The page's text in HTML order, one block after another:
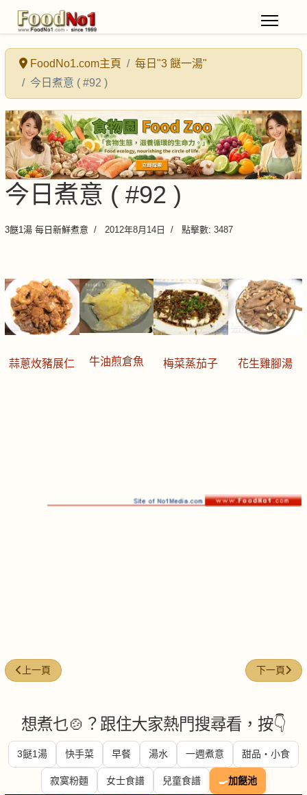
FoodNo1.com主頁
每日"3 餸一湯"
今日煮意 ( #92 )
今日煮意 ( #92 )
3餸1湯 每日新鮮煮意 2012年8月14日 點擊數: 3487
蒜蔥炇豬展仁 牛油煎倉魚 梅菜蒸茄子 花生雞腳湯
上一篇文章: 今日煮意 ( #93 )
上一頁 下一篇文
下一頁
想煮乜🍲？跟住大家熱門搜尋看，按👇
3餸1湯 快手菜 早餐 湯水 一週煮意 甜品・小食
寂寞粉麵 女士食譜 兒童食譜 🍳加餸池